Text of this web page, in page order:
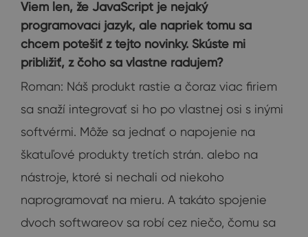
Viem len, že JavaScript je nejaký
programovací jazyk, ale napriek tomu sa
chcem potešiť z tejto novinky. Skúste mi
priblížiť, z čoho sa vlastne radujem?
Roman: Náš produkt rastie a čoraz viac firiem
sa snaží integrovať si ho po vlastnej osi s inými
softvérmi. Môže sa jednať o napojenie na
škatuľové produkty tretích strán. alebo na
nástroje, ktoré si nechali od niekoho
naprogramovať na mieru. A takáto spojenie
dvoch softwareov sa robí cez niečo, čomu sa